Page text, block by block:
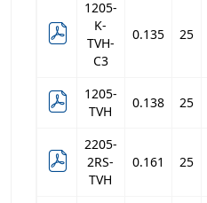
1205-
K-
TVH-
C3
0.135 25
1205-
TVH
0.138 25
2205-
2RS-
TVH
0.161 25